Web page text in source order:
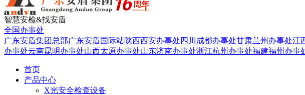
智慧安检&找安盾
全国办事处
广东安盾集团总部广东安盾国际站陕西西安办事处 四川成都办事处甘肃兰州办事处江
办事处云南昆明办事处山西太原办事处山东济南办事处浙江杭州办事处福建福州办事
首页
产品中心
X光安全检查设备